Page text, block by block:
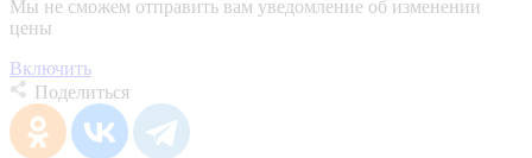
Мы не сможем отправить вам уведомление об изменении
цены
Включить
Поделиться